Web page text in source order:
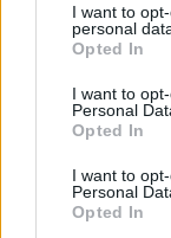
I want to
personal
Opted In
I want to
Personal
Opted In
I want to
Personal
Opted In